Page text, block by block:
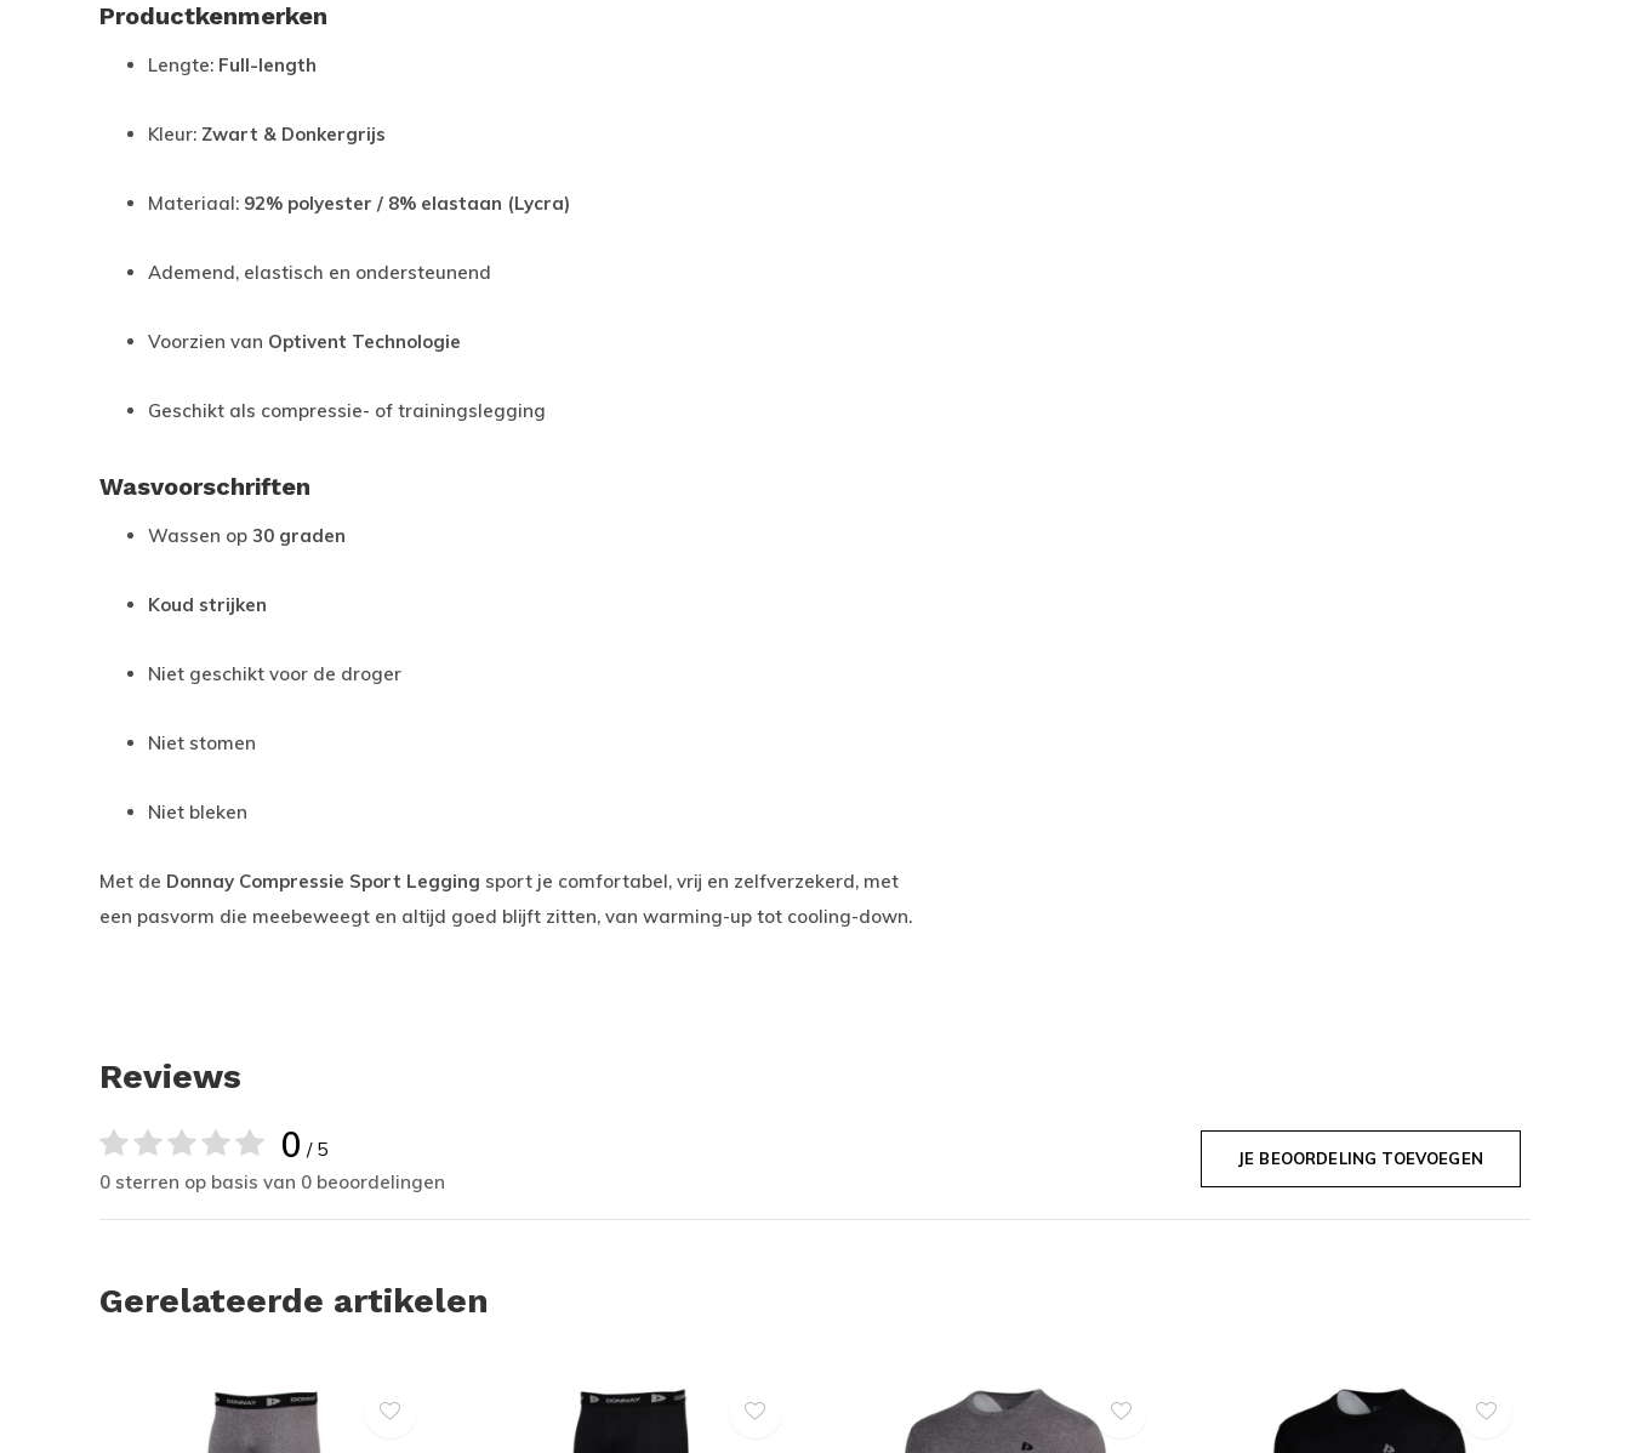
Productkenmerken
Lengte: Full-length
Kleur: Zwart & Donkergrijs
Materiaal: 92% polyester / 8% elastaan (Lycra)
Ademend, elastisch en ondersteunend
Voorzien van Optivent Technologie
Geschikt als compressie- of trainingslegging
Wasvoorschriften
Wassen op 30 graden
Koud strijken
Niet geschikt voor de droger
Niet stomen
Niet bleken
Met de Donnay Compressie Sport Legging sport je comfortabel, vrij en zelfverzekerd, met
een pasvorm die meebeweegt en altijd goed blijft zitten, van warming-up tot cooling-down.
Reviews
0 / 5
0 sterren op basis van 0 beoordelingen
JE BEOORDELING TOEVOEGEN
Gerelateerde artikelen